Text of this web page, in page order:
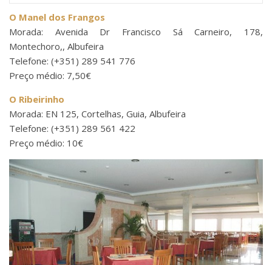
O Manel dos Frangos
Morada: Avenida Dr Francisco Sá Carneiro, 178,
Montechoro,, Albufeira
Telefone: (+351) 289 541 776
Preço médio: 7,50€
O Ribeirinho
Morada: EN 125, Cortelhas, Guia, Albufeira
Telefone: (+351) 289 561 422
Preço médio: 10€